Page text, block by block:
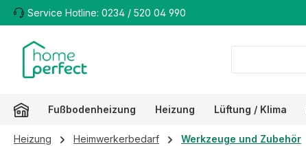
Hauptinhalt springen
Zur Suche springen
Zur Hauptnavigation springen
Service Hotline: 0234 / 520 04 990
Fußbodenheizung Heizung Lüftung / Klima
Heizung Heimwerkerbedarf Werkzeuge und Zubehör